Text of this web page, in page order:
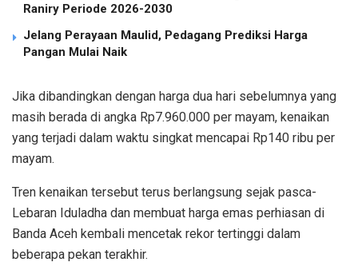
Raniry Periode 2026-2030
Jelang Perayaan Maulid, Pedagang Prediksi Harga
Pangan Mulai Naik
Jika dibandingkan dengan harga dua hari sebelumnya yang
masih berada di angka Rp7.960.000 per mayam, kenaikan
yang terjadi dalam waktu singkat mencapai Rp140 ribu per
mayam.
Tren kenaikan tersebut terus berlangsung sejak pasca-
Lebaran Iduladha dan membuat harga emas perhiasan di
Banda Aceh kembali mencetak rekor tertinggi dalam
beberapa pekan terakhir.